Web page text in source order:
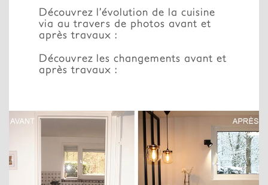
Découvrez l’évolution de la cuisine
via au travers de photos avant et
après travaux :
Découvrez les changements avant et
après travaux :